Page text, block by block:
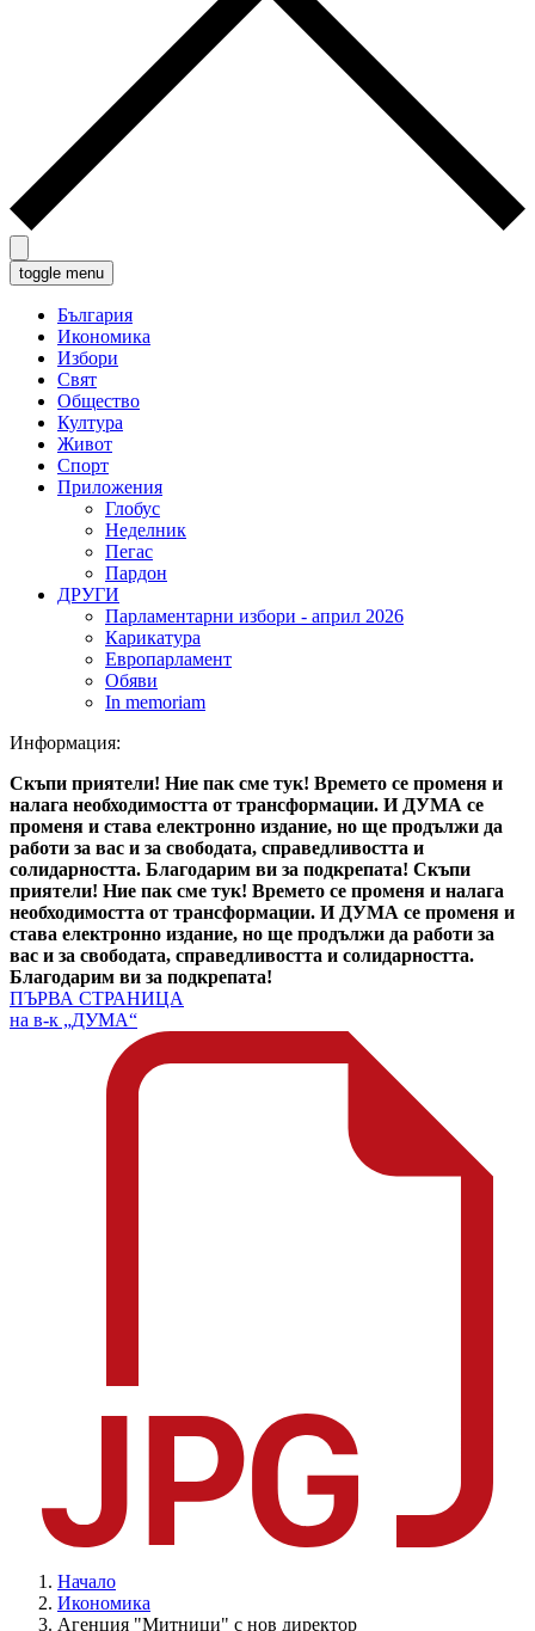
toggle menu
България
Икономика
Избори
Свят
Общество
Култура
Живот
Спорт
Приложения
Глобус
Неделник
Пегас
Пардон
ДРУГИ
Парламентарни избори - април 2026
Карикатура
Европарламент
Обяви
In memoriam
Информация:
Скъпи приятели! Ние пак сме тук! Времето се променя и
налага необходимостта от трансформации. И ДУМА се
променя и става електронно издание, но ще продължи да
работи за вас и за свободата, справедливостта и
солидарността. Благодарим ви за подкрепата! Скъпи
приятели! Ние пак сме тук! Времето се променя и налага
необходимостта от трансформации. И ДУМА се променя и
става електронно издание, но ще продължи да работи за
вас и за свободата, справедливостта и солидарността.
Благодарим ви за подкрепата!
ПЪРВА СТРАНИЦА
на в-к „ДУМА“
Начало
Икономика
Агенция "Митници" с нов директор